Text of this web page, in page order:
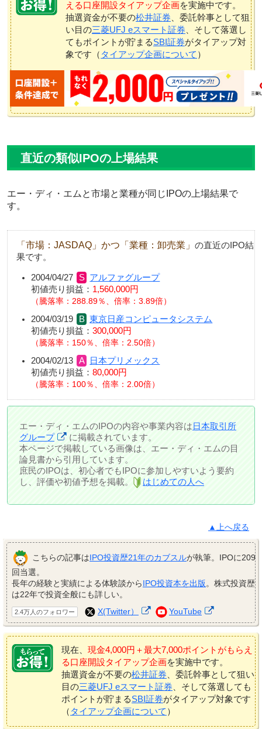
える口座開設タイアップ企画を実施中です。
抽選資金が不要の松井証券 、委託幹事として狙
い目の三菱UFJ eスマート証券 、そして落選し
てもポイントが貯まるSBI証券がタイアップ対
象です（ タイアップ企画について ）
直近の類似IPOの上場結果
エー・ディ・エムと市場と業種が同じIPOの上場結果で
す。
「市場：JASDAQ」かつ「業種：卸売業」 の直近のIPO結
果です。
2004/04/27
アルファグループ
初値売り損益： 1,560,000円
騰落率：288.89％、倍率：3.89倍
2004/03/19
東京日産コンピュータシステム
初値売り損益： 300,000円
騰落率：150％、倍率：2.50倍
2004/02/13
日本プリメックス
初値売り損益： 80,000円
騰落率：100％、倍率：2.00倍
エー・ディ・エムのIPOの内容や事業内容は日本取引所
グループ
に掲載されています。
本ページで掲載している画像は、エー・ディ・エムの目
論見書から引用しています。
庶民のIPOは、初心者でもIPOに参加しやすいよう要約
し、評価や初値予想を掲載。
はじめての人へ
▲上へ戻る
こちらの記事はIPO投資歴21年のカブスルが執筆。IPOに209
回当選。
長年の経験と実績による体験談からIPO投資本を出版。株式投資歴
は22年で投資全般にも詳しい。
2.4万人のフォロワー X(Twitter） YouTube
現在、 現金4,000円＋最大7,000ポイントがもらえ
る口座開設タイアップ企画を実施中です。
抽選資金が不要の松井証券 、委託幹事として狙い
目の三菱UFJ eスマート証券 、そして落選しても
ポイントが貯まるSBI証券がタイアップ対象です
（ タイアップ企画について ）